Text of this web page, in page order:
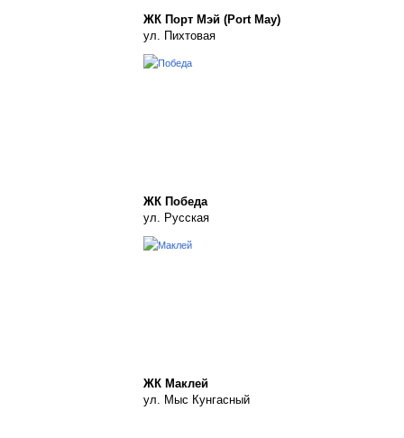
ЖК Порт Мэй (Port May)
ул. Пихтовая
ЖК Победа
ул. Русская
ЖК Маклей
ул. Мыс Кунгасный